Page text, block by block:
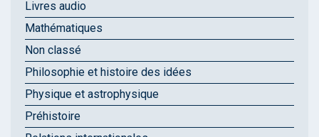
Livres audio
Mathématiques
Non classé
Philosophie et histoire des idées
Physique et astrophysique
Préhistoire